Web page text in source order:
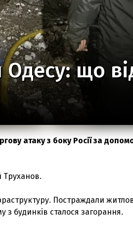
що
атаку з боку Росії за
Труханов.
Постраждали
з будинків сталося загорання.